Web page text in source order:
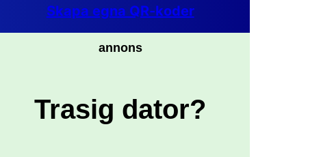
Skapa egna QR-koder
annons
Trasig dator?